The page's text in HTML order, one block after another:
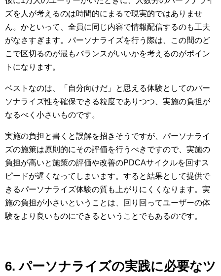
ズを人が考えるのは時間的にまるで現実的ではありませ
ん。かといって、全員に同じ内容で情報配信するのも工夫
がなさすぎます。パーソナライズを行う際は、この間のど
こで区切るのが最もバランスがいいかを考えるのがポイン
トになります。
ベストなのは、「自分向けだ」と思える体験としてのパー
ソナライズ性を確保できる粒度でありつつ、実施の負担が
なるべく小さいものです。
実施の負担と書くと誤解を招きそうですが、パーソナライ
ズの施策は原則的にその評価を行うべきですので、実施の
負担が高いと施策の評価や改善のPDCAサイクルを回すス
ピードが遅くなってしまいます。すると結果として提供で
きるパーソナライズ体験の質も上がりにくくなります。実
施の負担が小さいということは、回り回ってユーザーの体
験をより良いものにできるということでもあるのです。
6. パーソナライズの実践に必要なツ